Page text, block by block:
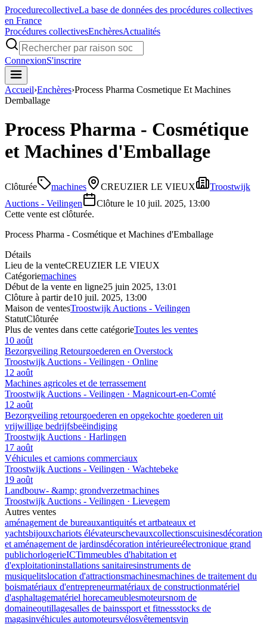
ProcedurecollectiveLa base de données des procédures collectives
en France
Procédures collectivesEnchèresActualités
ConnexionS'inscrire
Accueil›Enchères›Process Pharma Cosmetique Et Machines
Demballage
Process Pharma - Cosmétique
et Machines d'Emballage
Clôturée machines CREUZIER LE VIEUX
Troostwijk
Auctions - Veilingen
Clôture le 10 juil. 2025, 13:00
Cette vente est clôturée.
Process Pharma - Cosmétique et Machines d'Emballage
Détails
Lieu de la venteCREUZIER LE VIEUX
Catégoriemachines
Début de la vente en ligne25 juin 2025, 13:01
Clôture à partir de10 juil. 2025, 13:00
Maison de ventesTroostwijk Auctions - Veilingen
StatutClôturée
Plus de ventes dans cette catégorieToutes les ventes
10 août
Bezorgveiling Retourgoederen en Overstock
Troostwijk Auctions - Veilingen · Online
12 août
Machines agricoles et de terrassement
Troostwijk Auctions - Veilingen · Magnicourt-en-Comté
12 août
Bezorgveiling retourgoederen en opgekochte goederen uit
vrijwillige bedrijfsbeëindiging
Troostwijk Auctions · Harlingen
17 août
Véhicules et camions commerciaux
Troostwijk Auctions - Veilingen · Wachtebeke
19 août
Landbouw- &amp; grondverzetmachines
Troostwijk Auctions - Veilingen · Lievegem
Autres ventes
aménagement de bureauxantiquités et artbateaux et
yachtsbijouxchariots élévateurschevauxcollectionscuisinesdécoration
et aménagement de jardinsdécoration intérieureélectronique grand
publichorlogerieICTimmeubles d'habitation et
d'exploitationinstallations sanitairesinstruments de
musiquelitslocation d'attractionsmachinesmachines de traitement du
boismatériaux d'entrepreneurmatériaux de constructionmatériel
d'asphaltagematériel horecameublesmoteursnom de
domaineoutillagesalles de bainssport et fitnessstocks de
magasinvéhicules automoteursvélosvêtementsvin